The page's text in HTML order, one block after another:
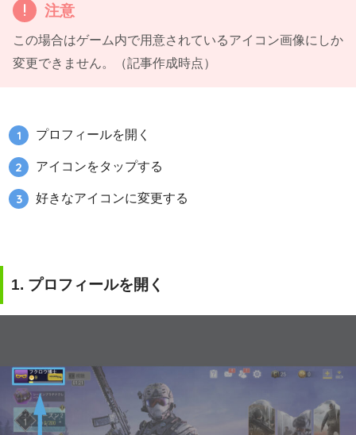
注意
この場合はゲーム内で用意されているアイコン画像にしか
変更できません。（記事作成時点）
プロフィールを開く
アイコンをタップする
好きなアイコンに変更する
1. プロフィールを開く